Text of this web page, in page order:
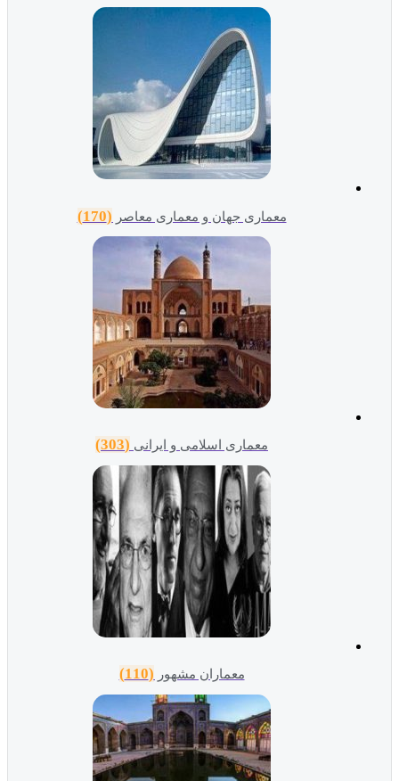
معماری جهان و معماری معاصر(170)
معماری اسلامی و ایرانی (303)
معماران مشهور (110)